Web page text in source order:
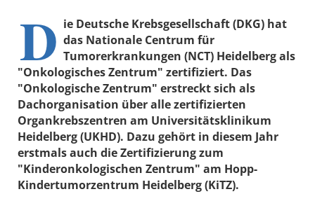
D ie Deutsche Krebsgesellschaft (DKG) hat
das Nationale Centrum für
Tumorerkrankungen (NCT) Heidelberg als
"Onkologisches Zentrum" zertifiziert. Das
"Onkologische Zentrum" erstreckt sich als
Dachorganisation über alle zertifizierten
Organkrebszentren am Universitätsklinikum
Heidelberg (UKHD). Dazu gehört in diesem Jahr
erstmals auch die Zertifizierung zum
"Kinderonkologischen Zentrum" am Hopp-
Kindertumorzentrum Heidelberg (KiTZ).